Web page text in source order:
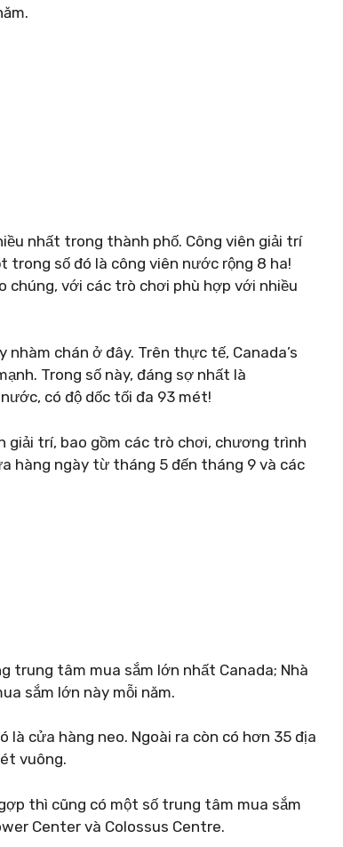
nhất trong thành phố. Công viên giải trí
trong số đó là công viên nước rộng 8 ha!
chúng, với các trò chơi phù hợp với nhiều
chán ở đây. Trên thực tế, Canada’s
Trong số này, đáng sợ nhất là
có độ dốc tối đa 93 mét!
giải trí, bao gồm các trò chơi, chương trình
hàng ngày từ tháng 5 đến tháng 9 và các
trung tâm mua sắm lớn nhất Canada; Nhà
sắm lớn này mỗi năm.
là cửa hàng neo. Ngoài ra còn có hơn 35 địa
vuông.
thì cũng có một số trung tâm mua sắm
Center và Colossus Centre.